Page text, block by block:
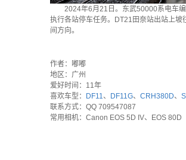
2024年6月21日。东武50000系电车
执行各站停车任务。DT21田奈站出站上坡
间方向。
作者：嘟嘟
地区：广州
爱好时间：11年
喜欢车型：
DF11、 DF11G、 CRH380D、
联系方式：QQ 709547087
常用相机：Canon EOS 5D IV、EOS 80D